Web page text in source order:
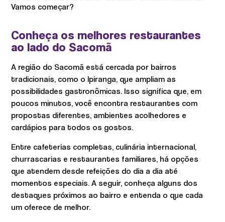
Vamos começar?
Conheça os melhores restaurantes
ao lado do Sacomã
A região do Sacomã está cercada por bairros
tradicionais, como o Ipiranga, que ampliam as
possibilidades gastronômicas. Isso significa que, em
poucos minutos, você encontra restaurantes com
propostas diferentes, ambientes acolhedores e
cardápios para todos os gostos.
Entre cafeterias completas, culinária internacional,
churrascarias e restaurantes familiares, há opções
que atendem desde refeições do dia a dia até
momentos especiais. A seguir, conheça alguns dos
destaques próximos ao bairro e entenda o que cada
um oferece de melhor.